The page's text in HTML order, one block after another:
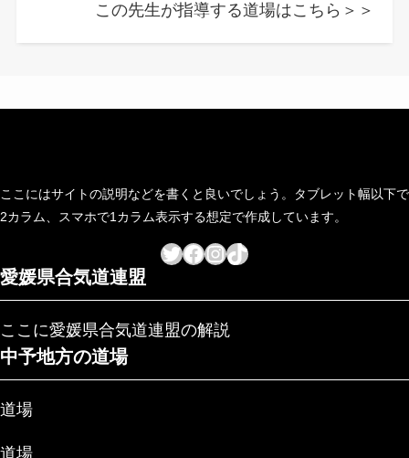
この先生が指導する道場はこちら＞＞
ここにはサイトの説明などを書くと良いでしょう。タブレット幅以下で
2カラム、スマホで1カラム表示する想定で作成しています。
Twitter
Facebook
Instagram
TikTok
愛媛県合気道連盟
ここに愛媛県合気道連盟の解説
中予地方の道場
道場
道場